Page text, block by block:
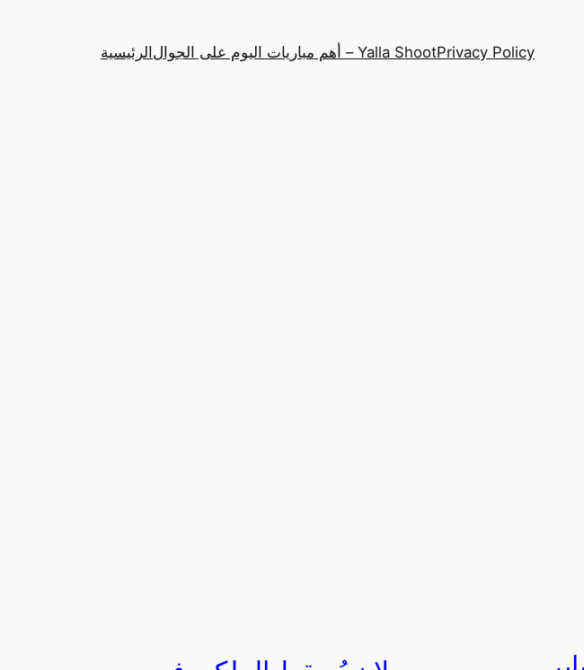
Privacy PolicyYalla Shoot – أهم مباريات اليوم على الجوال الرئيسية